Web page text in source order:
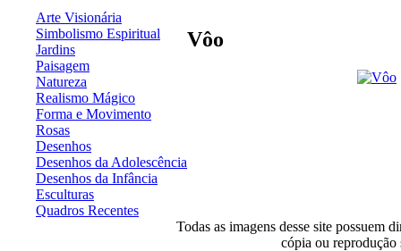
Arte Visionária
Simbolismo Espiritual
Jardins
Paisagem
Natureza
Realismo Mágico
Forma e Movimento
Rosas
Desenhos
Desenhos da Adolescência
Desenhos da Infância
Esculturas
Quadros Recentes
Vôo
Todas as imagens desse site possuem
cópia ou reprodução